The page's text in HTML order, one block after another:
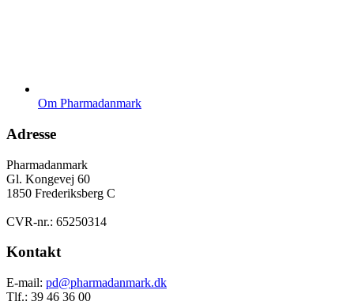
Om Pharmadanmark
Adresse
Pharmadanmark
Gl. Kongevej 60
1850 Frederiksberg C
CVR-nr.: 65250314
Kontakt
E-mail: pd@pharmadanmark.dk
Tlf.: 39 46 36 00